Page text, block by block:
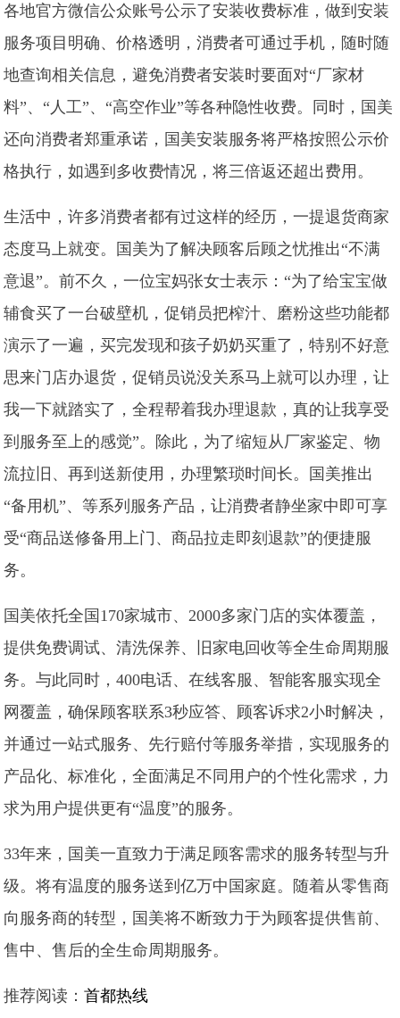
各地官方微信公众账号公示了安装收费标准，做到安装
服务项目明确、价格透明，消费者可通过手机，随时随
地查询相关信息，避免消费者安装时要面对“厂家材
料”、“人工”、“高空作业”等各种隐性收费。同时，国美
还向消费者郑重承诺，国美安装服务将严格按照公示价
格执行，如遇到多收费情况，将三倍返还超出费用。
生活中，许多消费者都有过这样的经历，一提退货商家
态度马上就变。国美为了解决顾客后顾之忧推出“不满
意退”。前不久，一位宝妈张女士表示：“为了给宝宝做
辅食买了一台破壁机，促销员把榨汁、磨粉这些功能都
演示了一遍，买完发现和孩子奶奶买重了，特别不好意
思来门店办退货，促销员说没关系马上就可以办理，让
我一下就踏实了，全程帮着我办理退款，真的让我享受
到服务至上的感觉”。除此，为了缩短从厂家鉴定、物
流拉旧、再到送新使用，办理繁琐时间长。国美推出
“备用机”、等系列服务产品，让消费者静坐家中即可享
受“商品送修备用上门、商品拉走即刻退款”的便捷服
务。
国美依托全国170家城市、2000多家门店的实体覆盖，
提供免费调试、清洗保养、旧家电回收等全生命周期服
务。与此同时，400电话、在线客服、智能客服实现全
网覆盖，确保顾客联系3秒应答、顾客诉求2小时解决，
并通过一站式服务、先行赔付等服务举措，实现服务的
产品化、标准化，全面满足不同用户的个性化需求，力
求为用户提供更有“温度”的服务。
33年来，国美一直致力于满足顾客需求的服务转型与升
级。将有温度的服务送到亿万中国家庭。随着从零售商
向服务商的转型，国美将不断致力于为顾客提供售前、
售中、售后的全生命周期服务。
推荐阅读：首都热线